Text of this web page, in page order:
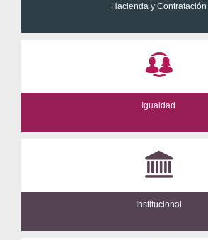
Hacienda y Contratación
Igualdad
Institucional